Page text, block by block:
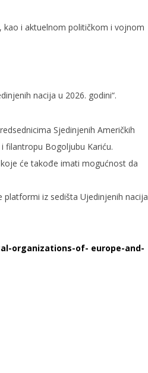
kao i aktuelnom političkom i vojnom
nacija u 2026. godini“.
Sjedinjenih Američkih
filantropu Bogoljubu Kariću.
će takođe imati mogućnost da
iz sedišta Ujedinjenih nacija
organizations-of- europe-and-